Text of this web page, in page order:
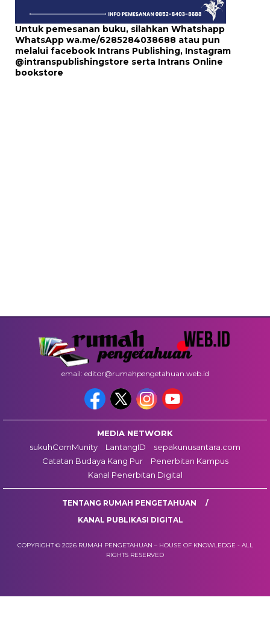
Untuk pemesanan buku, silahkan Whatshapp
WhatsApp wa.me/6285284038688 atau pun
melalui facebook Intrans Publishing, Instagram
@intranspublishingstore serta Intrans Online
bookstore
email: editor@rumahpengetahuan.web.id
MEDIA NETWORK
sukuhComMunity
LantangID
sepakunusantara.com
Catatan Budaya Kang Pur
Penerbitan Kampus
Kanal Penerbitan Digital
TENTANG RUMAH PENGETAHUAN
KANAL PUBLIKASI DIGITAL
COPYRIGHT © 2026 RUMAH PENGETAHUAN – HOUSE OF KNOWLEDGE - ALL
RIGHTS RESERVED